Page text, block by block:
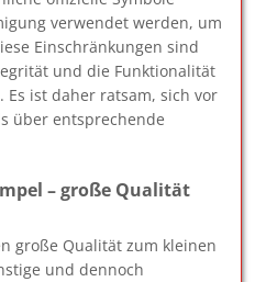
verwendet werden, um
Einschränkungen sind
und die Funktionalität
Es ist daher ratsam, sich vor
über entsprechende
– große Qualität
große Qualität zum kleinen
und dennoch